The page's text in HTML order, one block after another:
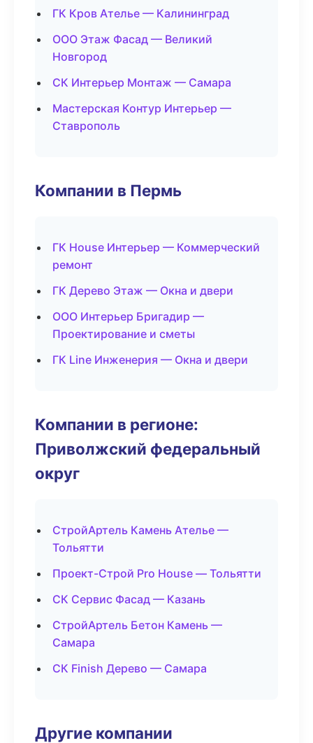
ГК Кров Ателье — Калининград
ООО Этаж Фасад — Великий
Новгород
СК Интерьер Монтаж — Самара
Мастерская Контур Интерьер —
Ставрополь
Компании в Пермь
ГК House Интерьер — Коммерческий
ремонт
ГК Дерево Этаж — Окна и двери
ООО Интерьер Бригадир —
Проектирование и сметы
ГК Line Инженерия — Окна и двери
Компании в регионе:
Приволжский федеральный
округ
СтройАртель Камень Ателье —
Тольятти
Проект-Строй Pro House — Тольятти
СК Сервис Фасад — Казань
СтройАртель Бетон Камень —
Самара
СК Finish Дерево — Самара
Другие компании